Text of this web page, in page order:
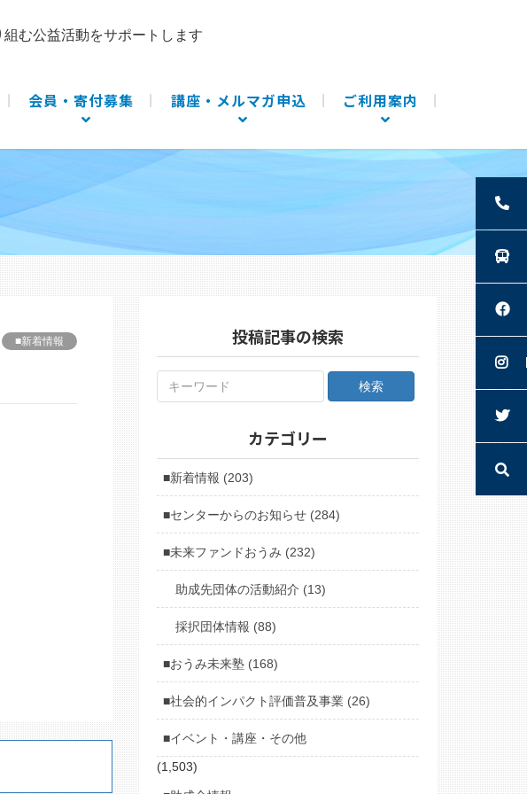
む公益活動をサポートします
会員・寄付募集 講座・メルマガ申込 ご利用案内
■新着情報 投稿記事の検索
カテゴリー
■新着情報 (203)
■センターからのお知らせ (284)
■未来ファンドおうみ (232)
助成先団体の活動紹介 (13)
採択団体情報 (88)
■おうみ未来塾 (168)
■社会的インパクト評価普及事業 (26)
■イベント・講座・その他
(1,503)